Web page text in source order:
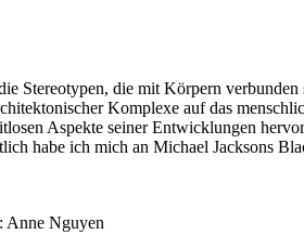
Stereotypen, die mit Körpern
Komplexe auf das
Aspekte seiner Entwicklungen
habe ich mich an Michael Jacksons
Anne Nguyen